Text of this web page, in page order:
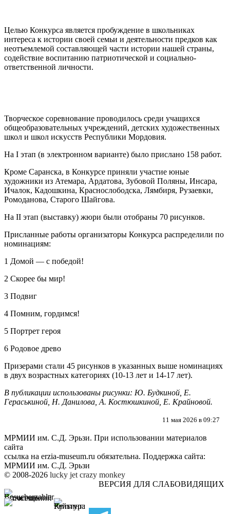
Целью Конкурса является пробуждение в школьниках
интереса к истории своей семьи и деятельности предков как
неотъемлемой составляющей части истории нашей страны,
содействие воспитанию патриотической и социально-
ответственной личности.
Творческое соревнование проводилось среди учащихся
общеобразовательных учреждений, детских художественных
школ и школ искусств Республики Мордовия.
На I этап (в электронном варианте) было прислано 158 работ.
Кроме Саранска, в Конкурсе приняли участие юные
художники из Атемара, Ардатова, Зубовой Поляны, Инсара,
Ичалок, Кадошкина, Краснослободска, Лямбиря, Рузаевки,
Ромоданова, Старого Шайгова.
На II этап (выставку) жюри были отобраны 70 рисунков.
Присланные работы организаторы Конкурса распределили по
номинациям:
1 Домой — с победой!
2 Скорее бы мир!
3 Подвиг
4 Помним, гордимся!
5 Портрет героя
6 Родовое древо
Призерами стали 45 рисунков в указанных выше номинациях
в двух возрастных категориях (10-13 лет и 14-17 лет).
В публикации использованы рисунки: Ю. Будкиной, Е.
Гераськиной, Н. Данилова, А. Костюшкиной, Е. Крайновой.
11 мая 2026 в 09:27
МРМИИ им. С.Д. Эрьзи. При использовании материалов
сайта
ссылка на erzia-museum.ru обязательна. Поддержка сайта:
МРМИИ им. С.Д. Эрьзи
© 2008-2026 lucky jet crazy monkey
ВЕРСИЯ ДЛЯ СЛАБОВИДЯЩИХ